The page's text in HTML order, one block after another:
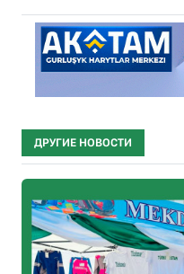
ДРУГИЕ НОВОСТИ